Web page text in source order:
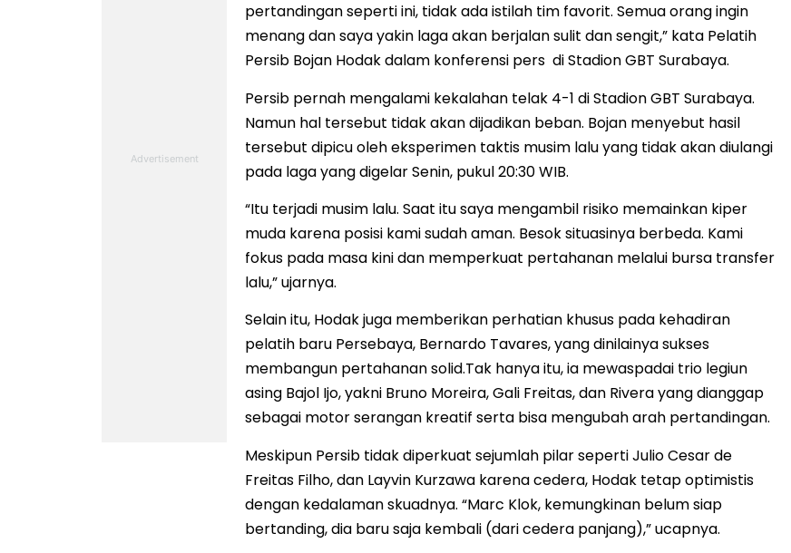
pertandingan seperti ini, tidak ada istilah tim favorit. Semua orang ingin
menang dan saya yakin laga akan berjalan sulit dan sengit,” kata Pelatih
Persib Bojan Hodak dalam konferensi pers di Stadion GBT Surabaya.
Persib pernah mengalami kekalahan telak 4-1 di Stadion GBT Surabaya.
Namun hal tersebut tidak akan dijadikan beban. Bojan menyebut hasil
tersebut dipicu oleh eksperimen taktis musim lalu yang tidak akan diulangi
pada laga yang digelar Senin, pukul 20:30 WIB.
“Itu terjadi musim lalu. Saat itu saya mengambil risiko memainkan kiper
muda karena posisi kami sudah aman. Besok situasinya berbeda. Kami
fokus pada masa kini dan memperkuat pertahanan melalui bursa transfer
lalu,” ujarnya.
Selain itu, Hodak juga memberikan perhatian khusus pada kehadiran
pelatih baru Persebaya, Bernardo Tavares, yang dinilainya sukses
membangun pertahanan solid.Tak hanya itu, ia mewaspadai trio legiun
asing Bajol Ijo, yakni Bruno Moreira, Gali Freitas, dan Rivera yang dianggap
sebagai motor serangan kreatif serta bisa mengubah arah pertandingan.
Meskipun Persib tidak diperkuat sejumlah pilar seperti Julio Cesar de
Freitas Filho, dan Layvin Kurzawa karena cedera, Hodak tetap optimistis
dengan kedalaman skuadnya. “Marc Klok, kemungkinan belum siap
bertanding, dia baru saja kembali (dari cedera panjang),” ucapnya.